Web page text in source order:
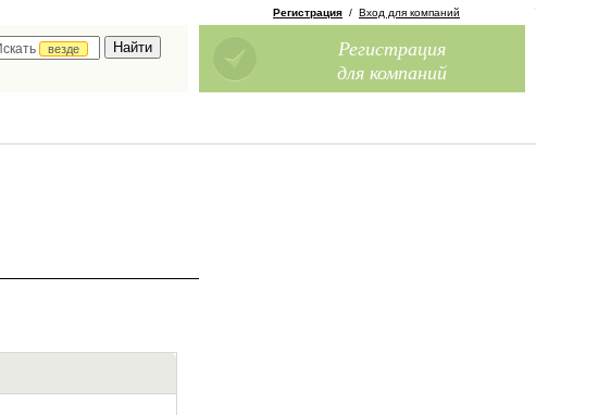
везде
Регистрация / Вход для компаний
Регистрация
для компаний